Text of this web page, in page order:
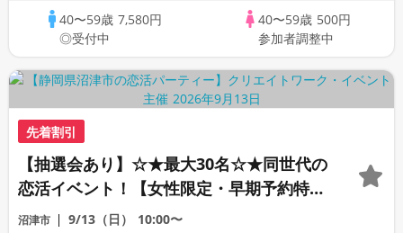
40〜59歳 7,580円
◎受付中
40〜59歳 500円
参加者調整中
先着割引
【抽選会あり】☆★最大30名☆★同世代の
恋活イベント！【女性限定・早期予約特
典】
沼津市 9/13（日） 10:00〜